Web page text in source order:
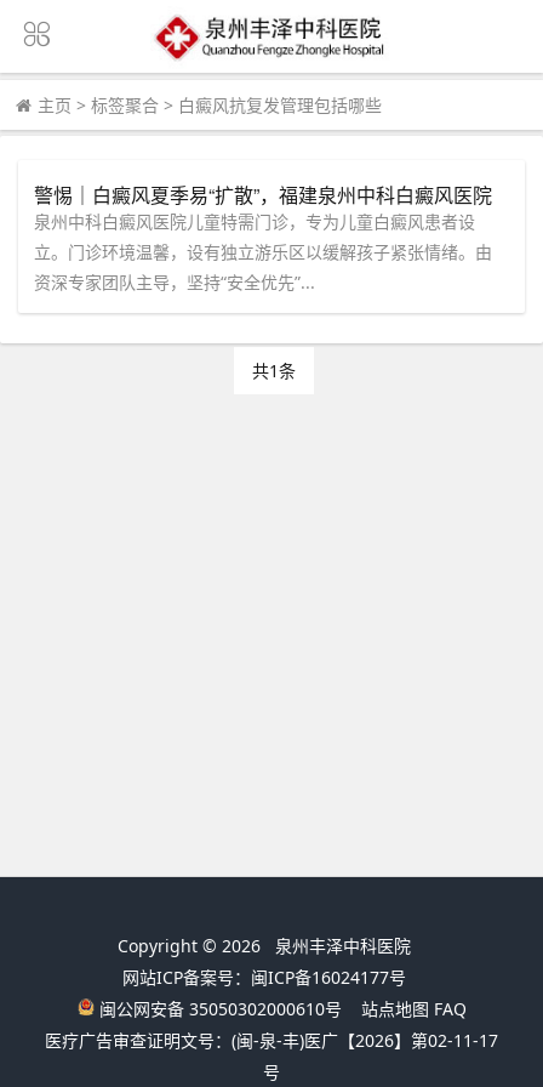
主页 > 标签聚合 > 白癜风抗复发管理包括哪些
警惕｜白癜风夏季易“扩散”，福建泉州中科白癜风医院
设立儿童特需门诊，抓住祛白黄金期防复发
泉州中科白癜风医院儿童特需门诊，专为儿童白癜风患者设
立。门诊环境温馨，设有独立游乐区以缓解孩子紧张情绪。由
资深专家团队主导，坚持“安全优先”...
共1条
Copyright © 2026 泉州丰泽中科医院
网站ICP备案号：闽ICP备16024177号
闽公网安备 35050302000610号
站点地图 FAQ
医疗广告审查证明文号：(闽-泉-丰)医广【2026】第02-11-17
号